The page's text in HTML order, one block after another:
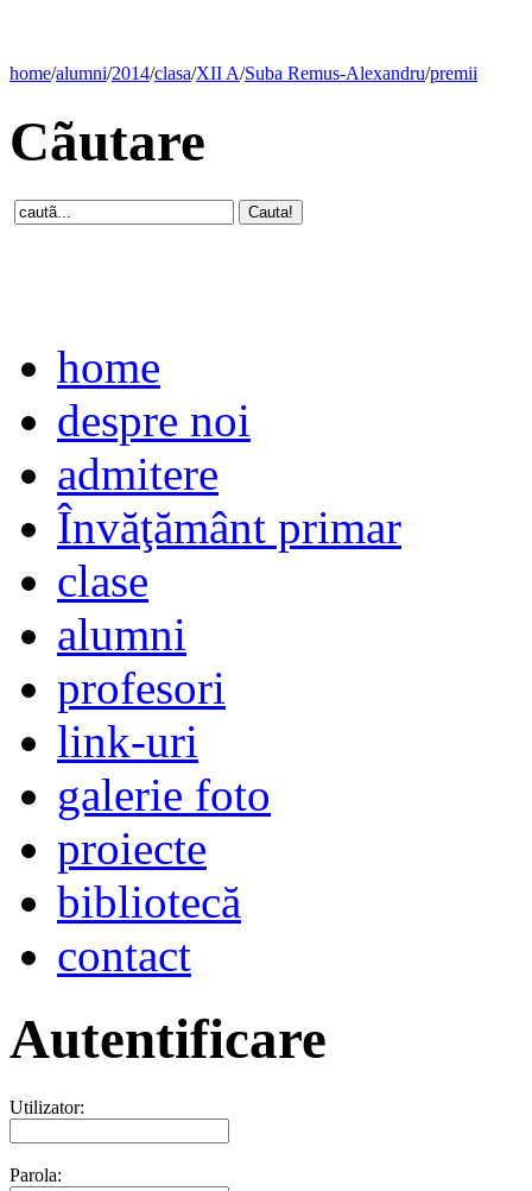
home/alumni/2014/clasa/XII A/Suba Remus-Alexandru/premii
Cãutare
home
despre noi
admitere
Învăţământ primar
clase
alumni
profesori
link-uri
galerie foto
proiecte
bibliotecă
contact
Autentificare
Utilizator:
Parola: